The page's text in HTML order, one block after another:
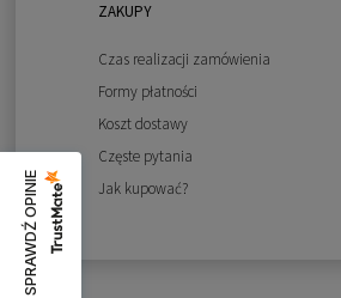
ZAKUPY
Czas realizacji zamówienia
Formy płatności
Koszt dostawy
Częste pytania
Jak kupować?
SPRAWDŹ OPINIE